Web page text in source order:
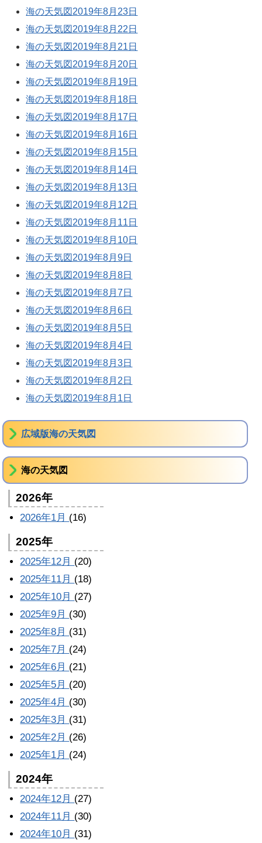
海の天気図2019年8月23日
海の天気図2019年8月22日
海の天気図2019年8月21日
海の天気図2019年8月20日
海の天気図2019年8月19日
海の天気図2019年8月18日
海の天気図2019年8月17日
海の天気図2019年8月16日
海の天気図2019年8月15日
海の天気図2019年8月14日
海の天気図2019年8月13日
海の天気図2019年8月12日
海の天気図2019年8月11日
海の天気図2019年8月10日
海の天気図2019年8月9日
海の天気図2019年8月8日
海の天気図2019年8月7日
海の天気図2019年8月6日
海の天気図2019年8月5日
海の天気図2019年8月4日
海の天気図2019年8月3日
海の天気図2019年8月2日
海の天気図2019年8月1日
広域版海の天気図
海の天気図
2026年
2026年1月 (16)
2025年
2025年12月 (20)
2025年11月 (18)
2025年10月 (27)
2025年9月 (30)
2025年8月 (31)
2025年7月 (24)
2025年6月 (21)
2025年5月 (20)
2025年4月 (30)
2025年3月 (31)
2025年2月 (26)
2025年1月 (24)
2024年
2024年12月 (27)
2024年11月 (30)
2024年10月 (31)